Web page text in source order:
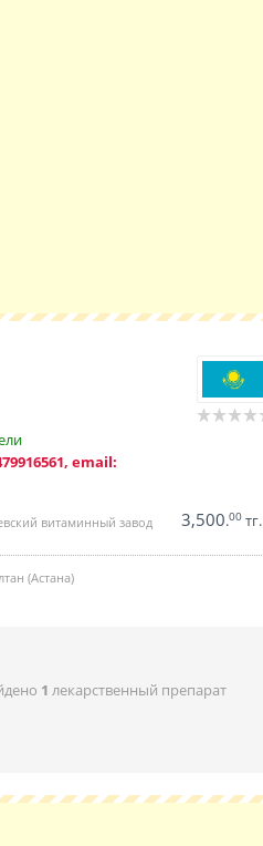
email:
витаминный завод
3,500.00тг.
(Астана)
1 лекарственный препарат